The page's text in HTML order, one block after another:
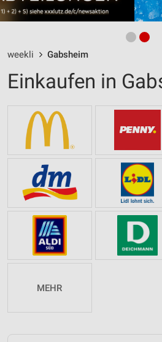
weekli Gabsheim
Einkaufen in
MEHR